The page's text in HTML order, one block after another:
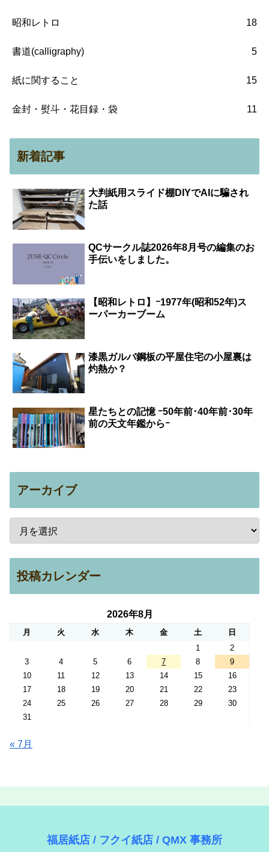
昭和レトロ 18
書道(calligraphy) 5
紙に関すること 15
金封・熨斗・花目録・袋 11
新着記事
大判紙用スライド棚DIYでAIに騙され
た話
QCサークル誌2026年8月号の編集のお
手伝いをしました。
【昭和レトロ】ｰ1977年(昭和52年)ス
ーパーカーブーム
漆黒ガルバ鋼板の平屋住宅の小屋裏は
灼熱か？
星たちとの記憶 ｰ50年前･40年前･30年
前の天文年鑑からｰ
アーカイブ
投稿カレンダー
2026年8月
月 火 水 木 金 土
日
1
2
3
4 5 6 7 8
9
10
11 12 13 14 15
16
17
18 19 20 21 22
23
24
25 26 27 28 29
30
31
« 7月
福居紙店 / フクイ紙店 / QMX 事務所